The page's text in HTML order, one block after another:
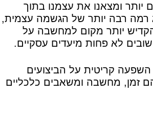
יותר ומצאנו את עצמנו בתוך
רבה יותר של הגשמה עצמית,
יותר מקום למחשבה על
לא פחות מיעדים עסקיים.
השפעה קריטית על הביצועים
זמן, מחשבה ומשאבים כלכליים